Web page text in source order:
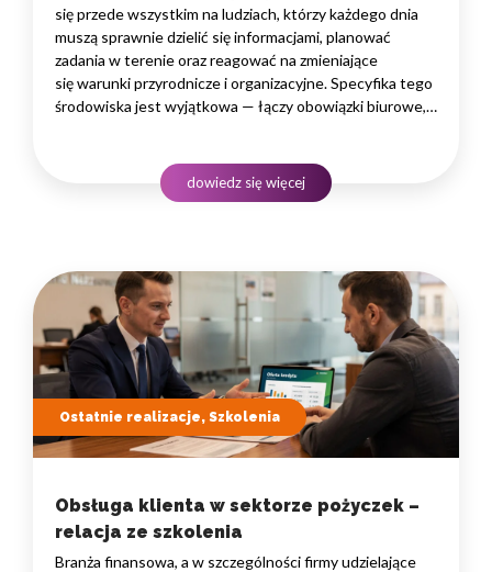
się przede wszystkim na ludziach, którzy każdego dnia
muszą sprawnie dzielić się informacjami, planować
zadania w terenie oraz reagować na zmieniające
się warunki przyrodnicze i organizacyjne. Specyfika tego
środowiska jest wyjątkowa — łączy obowiązki biurowe,
podejmowania decyzji. W takim środowisku
to nie pojedyncze kompetencje, lecz dobrze…
dowiedz się więcej
Ostatnie realizacje, Szkolenia
Obsługa klienta w sektorze pożyczek –
relacja ze szkolenia
Branża finansowa, a w szczególności firmy udzielające